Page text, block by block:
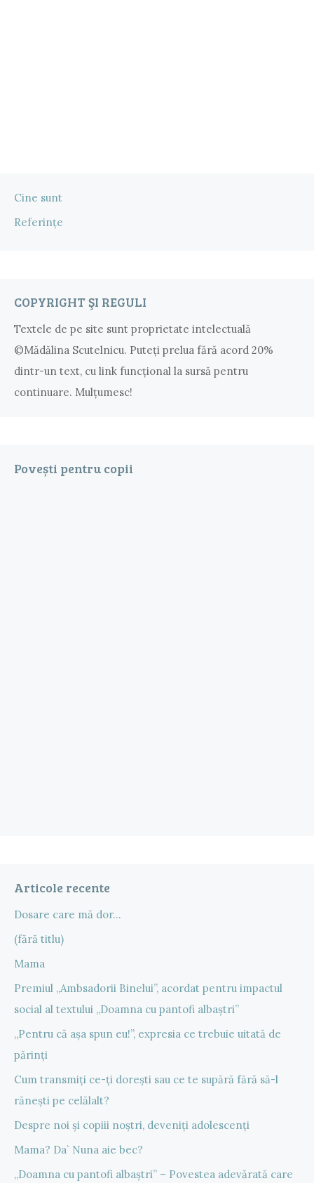
Cine sunt
Referințe
COPYRIGHT ŞI REGULI
Textele de pe site sunt proprietate intelectuală
©Mădălina Scutelnicu. Puteţi prelua fără acord 20%
dintr-un text, cu link funcţional la sursă pentru
continuare. Mulțumesc!
Povești pentru copii
Articole recente
Dosare care mă dor…
(fără titlu)
Mama
Premiul „Ambsadorii Binelui”, acordat pentru impactul
social al textului „Doamna cu pantofi albaștri”
„Pentru că așa spun eu!”, expresia ce trebuie uitată de
părinți
Cum transmiți ce-ți dorești sau ce te supără fără să-l
rănești pe celălalt?
Despre noi și copiii noștri, deveniți adolescenți
Mama? Da` Nuna aie bec?
„Doamna cu pantofi albaștri” – Povestea adevărată care